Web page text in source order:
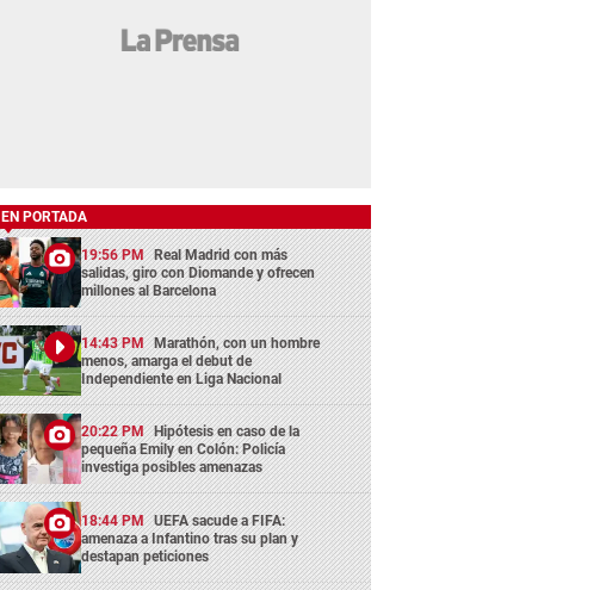
EN PORTADA
19:56 PM Real Madrid con más
salidas, giro con Diomande y ofrecen
millones al Barcelona
14:43 PM Marathón, con un hombre
menos, amarga el debut de
Independiente en Liga Nacional
20:22 PM Hipótesis en caso de la
pequeña Emily en Colón: Policía
investiga posibles amenazas
18:44 PM UEFA sacude a FIFA:
amenaza a Infantino tras su plan y
destapan peticiones